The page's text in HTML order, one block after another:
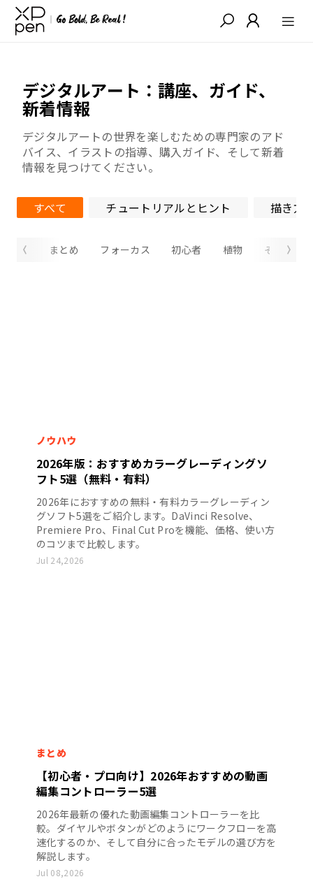
デジタルアート：講座、ガイド、
新着情報
デジタルアートの世界を楽しむための専門家のアド
バイス、イラストの指導、購入ガイド、そして新着
情報を見つけてください。
すべて チュートリアルとヒント 描き方
まとめ フォーカス 初心者 植物 その他
ノウハウ
2026年版：おすすめカラーグレーディングソ
フト5選（無料・有料）
2026年におすすめの無料・有料カラーグレーディン
グソフト5選をご紹介します。DaVinci Resolve、
Premiere Pro、Final Cut Proを機能、価格、使い方
のコツまで比較します。
Jul 24,2026
まとめ
【初心者・プロ向け】2026年おすすめの動画
編集コントローラー5選
2026年最新の優れた動画編集コントローラーを比
較。ダイヤルやボタンがどのようにワークフローを高
速化するのか、そして自分に合ったモデルの選び方を
解説します。
Jul 08,2026